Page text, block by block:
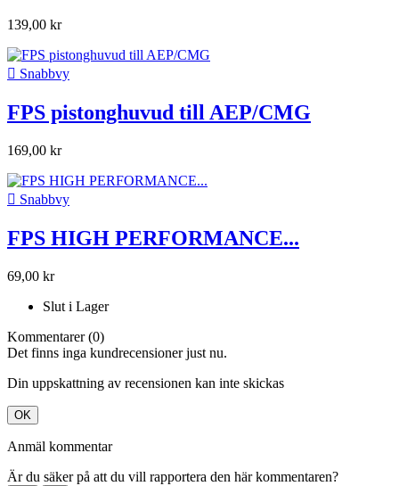
139,00 kr
 Snabbvy
FPS pistonghuvud till AEP/CMG
169,00 kr
 Snabbvy
FPS HIGH PERFORMANCE...
69,00 kr
Slut i Lager
Kommentarer (0)
Det finns inga kundrecensioner just nu.
Din uppskattning av recensionen kan inte skickas
OK
Anmäl kommentar
Är du säker på att du vill rapportera den här kommentaren?